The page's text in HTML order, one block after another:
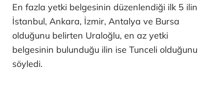
En fazla yetki belgesinin düzenlendiği ilk 5 ilin
İstanbul, Ankara, İzmir, Antalya ve Bursa
olduğunu belirten Uraloğlu, en az yetki
belgesinin bulunduğu ilin ise Tunceli olduğunu
söyledi.